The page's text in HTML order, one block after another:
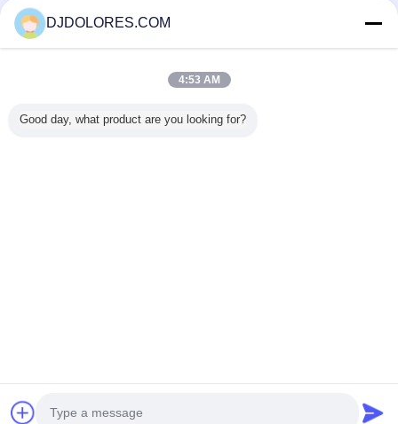
Trust Seal
Verified Suplier
Tüm ürünler
Developed by
DJDOLORES.COM
4:53 AM
Good day, what product are you looking for?